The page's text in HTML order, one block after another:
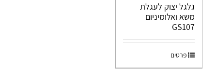
גלגל יצוק לעגלת
משא ואלומיניום
GS107
פרטים